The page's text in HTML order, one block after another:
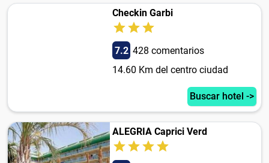
Checkin Garbi
7.2 428 comentarios
14.60 Km del centro ciudad
Buscar hotel ->
ALEGRIA Caprici Verd